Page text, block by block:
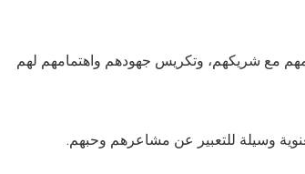
مع شريكهم، وتكريس جهودهم واهتمامهم لهم
وسيلة للتعبير عن مشاعرهم وحبهم.